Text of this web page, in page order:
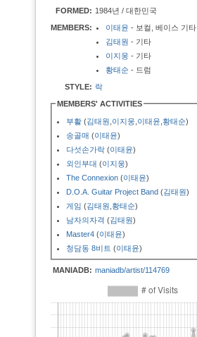
FORMED: 1984년 / 대한민국
MEMBERS:
이태윤 - 보컬, 베이스 기타
김태원 - 기타
이지웅 - 기타
황태순 - 드럼
STYLE: 락
MEMBERS' ACTIVITIES
부활 (김태원 이지웅 이태윤 황태순)
송골매 (이태윤)
다섯손가락 (이태윤)
외인부대 (이지웅)
The Connexion (이태윤)
D.O.A. Guitar Project Band (김태원)
게임 (김태원 황태순)
남자의자격 (김태원)
Master4 (이태윤)
청담동 8비트 (이태윤)
MANIADB: maniadb/artist/114769